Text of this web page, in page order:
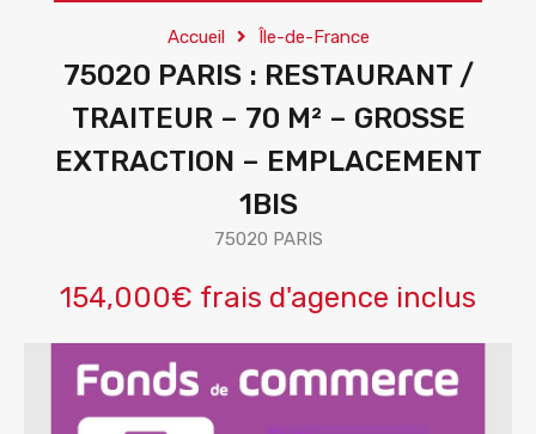
Accueil Île-de-France
75020 PARIS : RESTAURANT /
TRAITEUR – 70 M² – GROSSE
EXTRACTION – EMPLACEMENT
1BIS
75020 PARIS
154,000€ frais d'agence inclus